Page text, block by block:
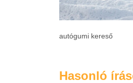
autógumi kereső
Hasonló